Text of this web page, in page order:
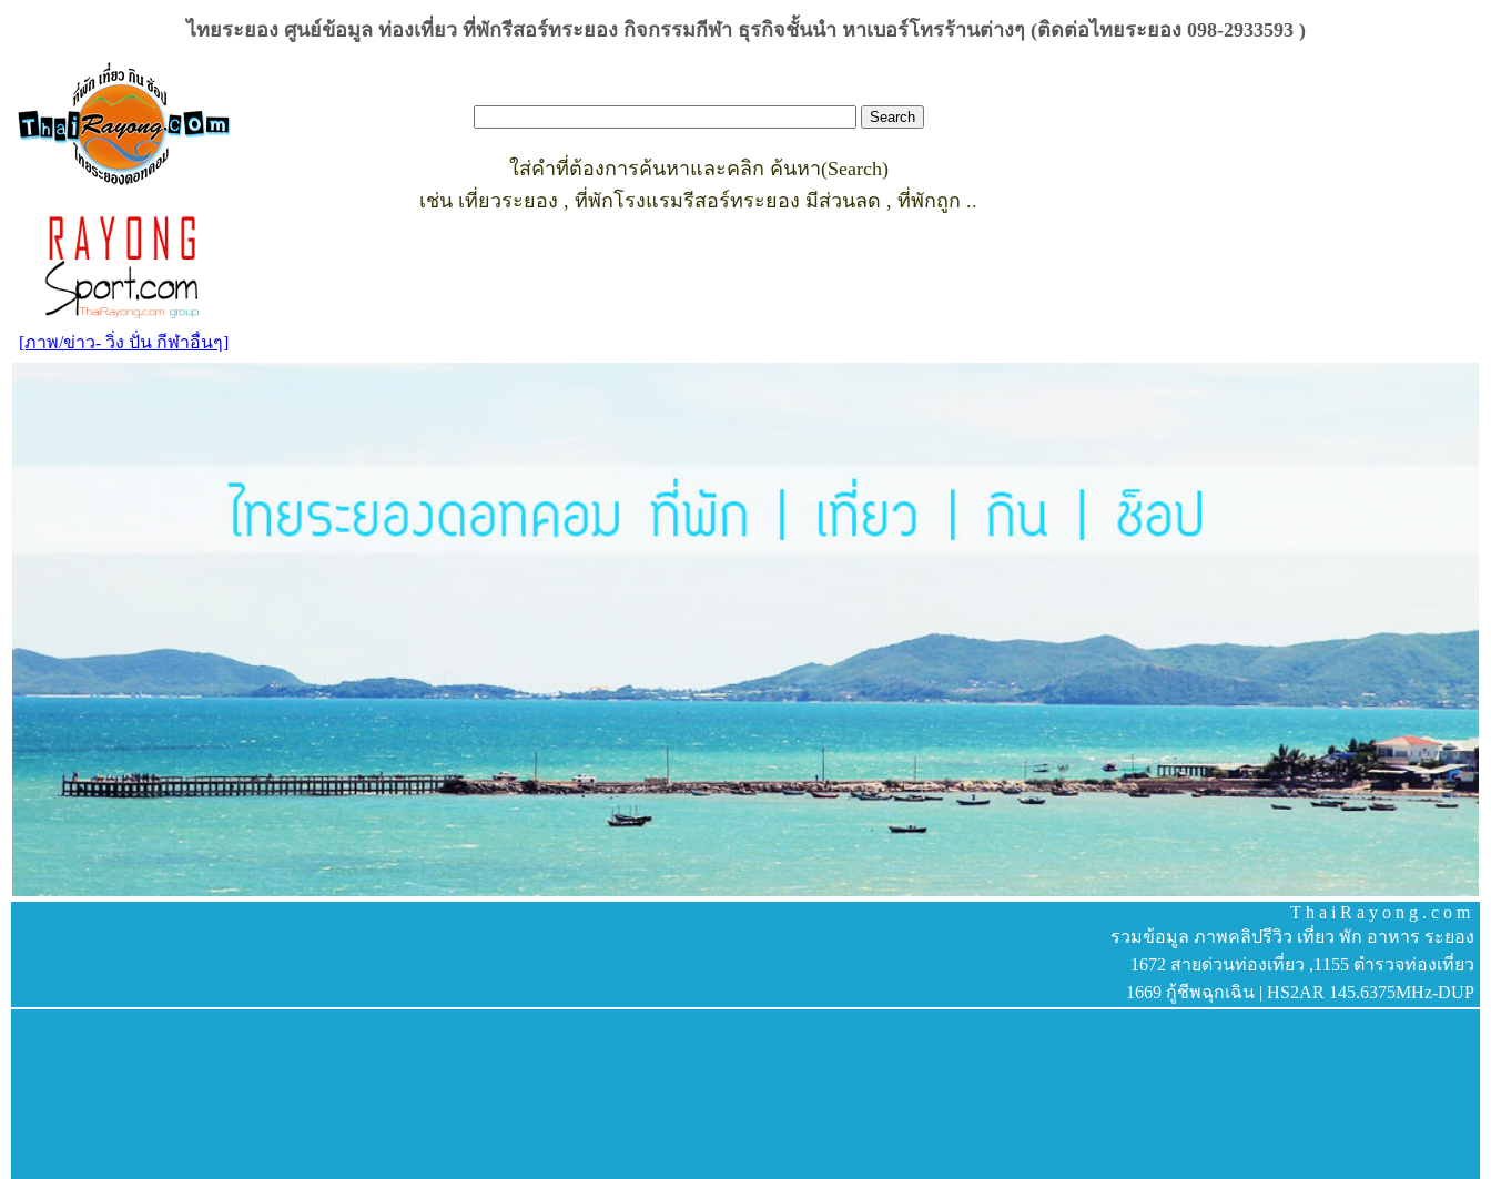
ไทยระยอง ศูนย์ข้อมูล ท่องเที่ยว ที่พักรีสอร์ทระยอง กิจกรรมกีฬา ธุรกิจชั้นนำ หาเบอร์โทรร้านต่างๆ (ติดต่อไทยระยอง 098-2933593 )
[ภาพ/ข่าว- วิ่ง ปั่น กีฬาอื่นๆ]
ใส่คำที่ต้องการค้นหาและคลิก ค้นหา(Search)
เช่น เที่ยวระยอง , ที่พักโรงแรมรีสอร์ทระยอง มีส่วนลด , ที่พักถูก ..
T h a i R a y o n g . c o m
รวมข้อมูล ภาพคลิปรีวิว เที่ยว พัก อาหาร ระยอง
1672 สายด่วนท่องเที่ยว ,1155 ตำรวจท่องเที่ยว
1669 กู้ชีพฉุกเฉิน | HS2AR 145.6375MHz-DUP